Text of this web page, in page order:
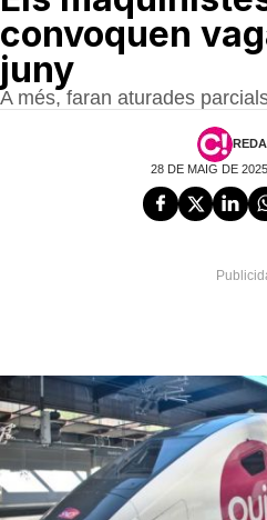
convoquen
juny
A més, faran aturades
28 DE MAIG DE